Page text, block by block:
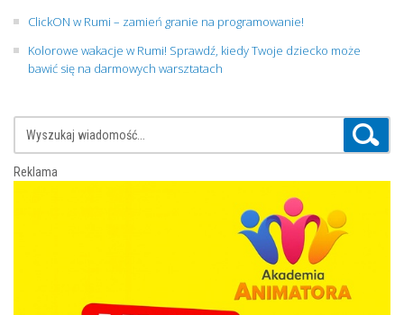
ClickON w Rumi – zamień granie na programowanie!
Kolorowe wakacje w Rumi! Sprawdź, kiedy Twoje dziecko może
bawić się na darmowych warsztatach
Reklama